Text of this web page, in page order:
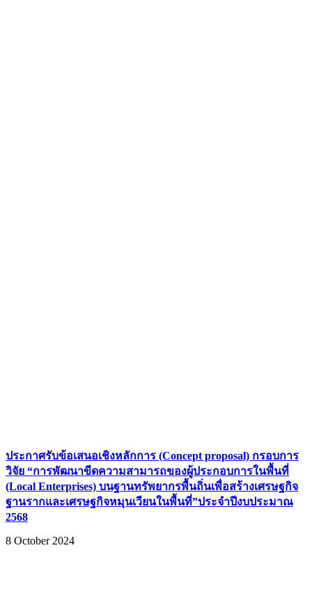
ประกาศรับข้อเสนอเชิงหลักการ (Concept proposal) กรอบการ
วิจัย “การพัฒนาขีดความสามารถของผู้ประกอบการในพื้นที่
(Local Enterprises) บนฐานทรัพยากรพื้นถิ่นเพื่อสร้างเศรษฐกิจ
ฐานรากและเศรษฐกิจหมุนเวียนในพื้นที่”ประจำปีงบประมาณ
2568
8 October 2024